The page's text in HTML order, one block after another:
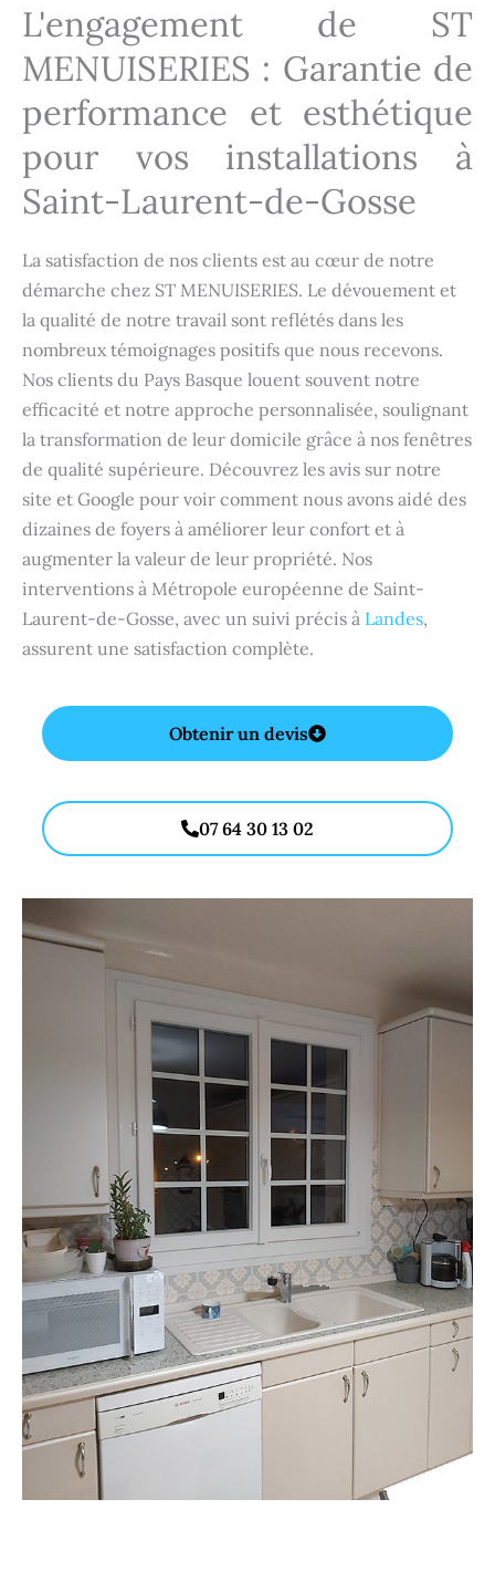
L'engagement de ST
MENUISERIES : Garantie de
performance et esthétique
pour vos installations à
Saint-Laurent-de-Gosse
La satisfaction de nos clients est au cœur de notre
démarche chez ST MENUISERIES. Le dévouement et
la qualité de notre travail sont reflétés dans les
nombreux témoignages positifs que nous recevons.
Nos clients du Pays Basque louent souvent notre
efficacité et notre approche personnalisée, soulignant
la transformation de leur domicile grâce à nos fenêtres
de qualité supérieure. Découvrez les avis sur notre
site et Google pour voir comment nous avons aidé des
dizaines de foyers à améliorer leur confort et à
augmenter la valeur de leur propriété. Nos
interventions à Métropole européenne de Saint-
Laurent-de-Gosse, avec un suivi précis à Landes,
assurent une satisfaction complète.
Obtenir un devis
07 64 30 13 02